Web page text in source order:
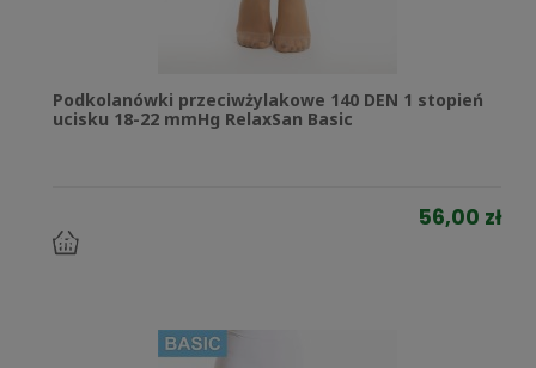
Podkolanówki przeciwżylakowe 140 DEN 1 stopień
ucisku 18-22 mmHg RelaxSan Basic
56,00 zł
do
koszyka